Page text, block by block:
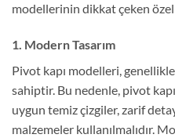
modellerinin dikkat çeken
1. Modern Tasarım
Pivot kapı modelleri,
sahiptir. Bu nedenle, pivot
uygun temiz çizgiler, zarif
malzemeler kullanılmalıdır.